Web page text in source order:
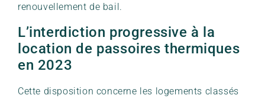
renouvellement de bail.
L’interdiction progressive à la
location de passoires thermiques
en 2023
Cette disposition concerne les logements classés